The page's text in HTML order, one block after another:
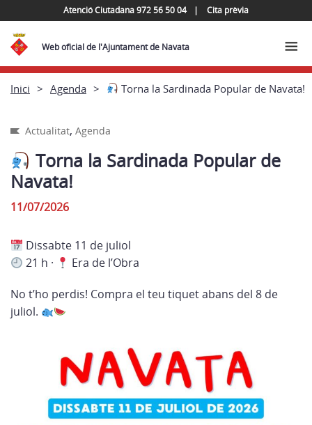
Atenció Ciutadana 972 56 50 04 Cita prèvia
Web oficial de l'Ajuntament de Navata
Inici Agenda Torna la Sardinada Popular de Navata!
Actualitat, Agenda
Torna la Sardinada Popular de
Navata!
11/07/2026
Dissabte 11 de juliol
21 h ·
Era de l’Obra
No t’ho perdis! Compra el teu tiquet abans del 8 de
juliol.